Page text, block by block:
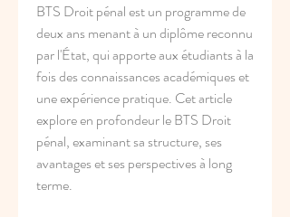
BTS Droit pénal est un programme de
deux ans menant à un diplôme reconnu
par l'État, qui apporte aux étudiants à la
fois des connaissances académiques et
une expérience pratique. Cet article
explore en profondeur le BTS Droit
pénal, examinant sa structure, ses
avantages et ses perspectives à long
terme.